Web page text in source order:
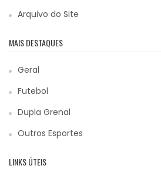
Arquivo do Site
MAIS DESTAQUES
Geral
Futebol
Dupla Grenal
Outros Esportes
LINKS ÚTEIS